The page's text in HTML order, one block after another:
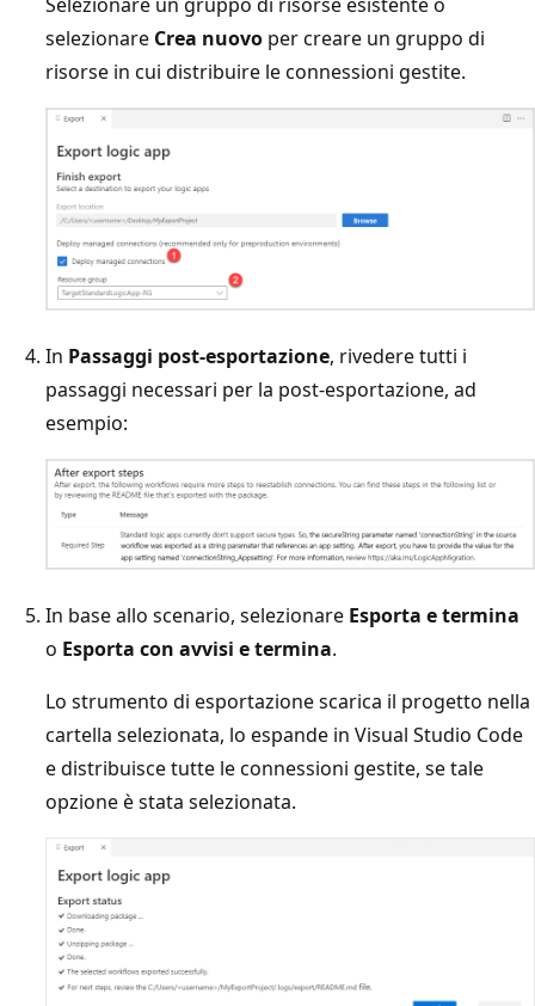
selezionare Crea nuovo per creare un gruppo di
risorse in cui distribuire le connessioni gestite.
In Passaggi post-esportazione, rivedere tutti i
passaggi necessari per la post-esportazione, ad
esempio:
In base allo scenario, selezionare Esporta e termina
o Esporta con avvisi e termina.
Lo strumento di esportazione scarica il progetto nella
cartella selezionata, lo espande in Visual Studio Code
e distribuisce tutte le connessioni gestite, se tale
opzione è stata selezionata.